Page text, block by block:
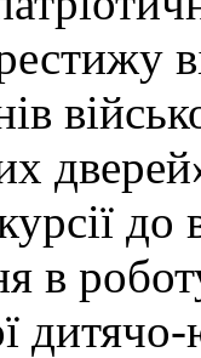
до
в